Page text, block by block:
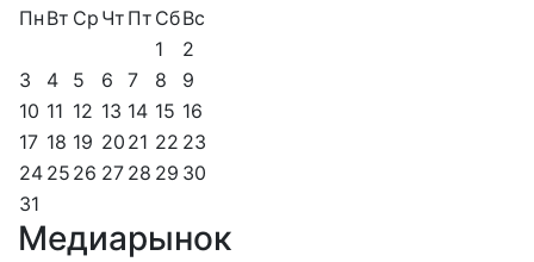
Пн Вт Ср Чт Пт СбВс
1
2
3
4 5 6 7 8
9
10 11 12 13 14 15 16
17 18 19 20 21 22 23
24 25 26 27 28 29 30
31
Медиарынок